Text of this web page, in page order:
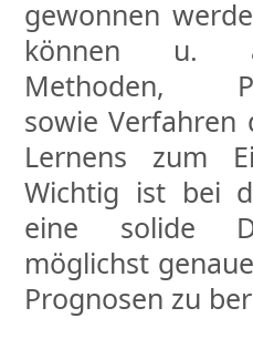
gewonnen
können u.
Methoden,
sowie Verfahren
Lernens zum
Wichtig ist bei
eine solide
möglichst
Prognosen zu